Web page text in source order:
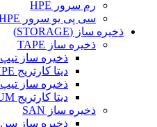
رم سرور HPE
سی پی یو سرور HPE
ذخیره ساز (STORAGE)
ذخیره ساز TAPE
ذخیره ساز تیپ HPE
دیتا کارتریج HPE
ذخیره ساز تیپ QUANTUM
دیتا کارتریج QUANTUM
ذخیره ساز SAN
ذخیره ساز سن HPE